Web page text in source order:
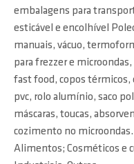
embalagens para
esticável e encolhível
manuais, vácuo,
para frezzer e
fast food, copos térmicos,
pvc, rolo alumínio, saco
máscaras, toucas,
cozimento no
Alimentos; Cosméticos e